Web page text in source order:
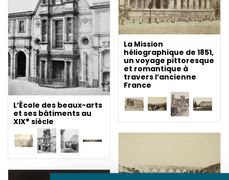
L’École des beaux-arts
et ses bâtiments au
XIXe siècle
La Mission
héliographique de 1851,
un voyage pittoresque
et romantique à
travers l’ancienne
France